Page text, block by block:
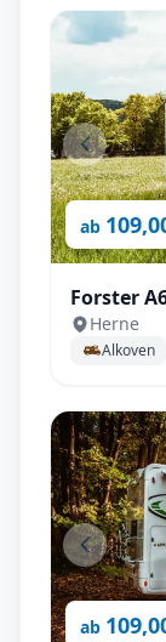
ab
Forster
Herne
Alkoven
ab